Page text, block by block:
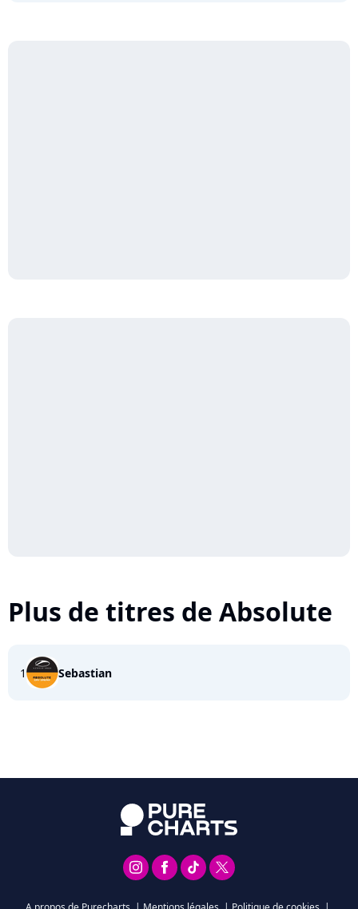
Plus de titres de Absolute
1 Sebastian